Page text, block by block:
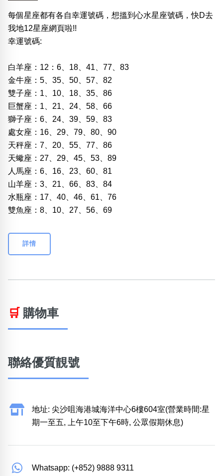
每個星座都有各自幸運號碼，想搵到心水星座號碼，快D去
我地12星座網頁啦!!
幸運號碼:
白羊座：12：6、18、41、77、83
金牛座：5、35、50、57、82
雙子座：1、10、18、35、86
巨蟹座：1、21、24、58、66
獅子座：6、24、39、59、83
處女座：16、29、79、80、90
天秤座：7、20、55、77、86
天蠍座：27、29、45、53、89
人馬座：6、16、23、60、81
山羊座：3、21、66、83、84
水瓶座：17、40、46、61、76
雙魚座：8、10、27、56、69
詳情
🛒 購物車
聯絡優質靚號
地址: 尖沙咀海港城海洋中心6樓604室(營業時間:星
期一至五, 上午10至下午6時, 公眾假期休息)
Whatsapp: (+852) 9888 9311